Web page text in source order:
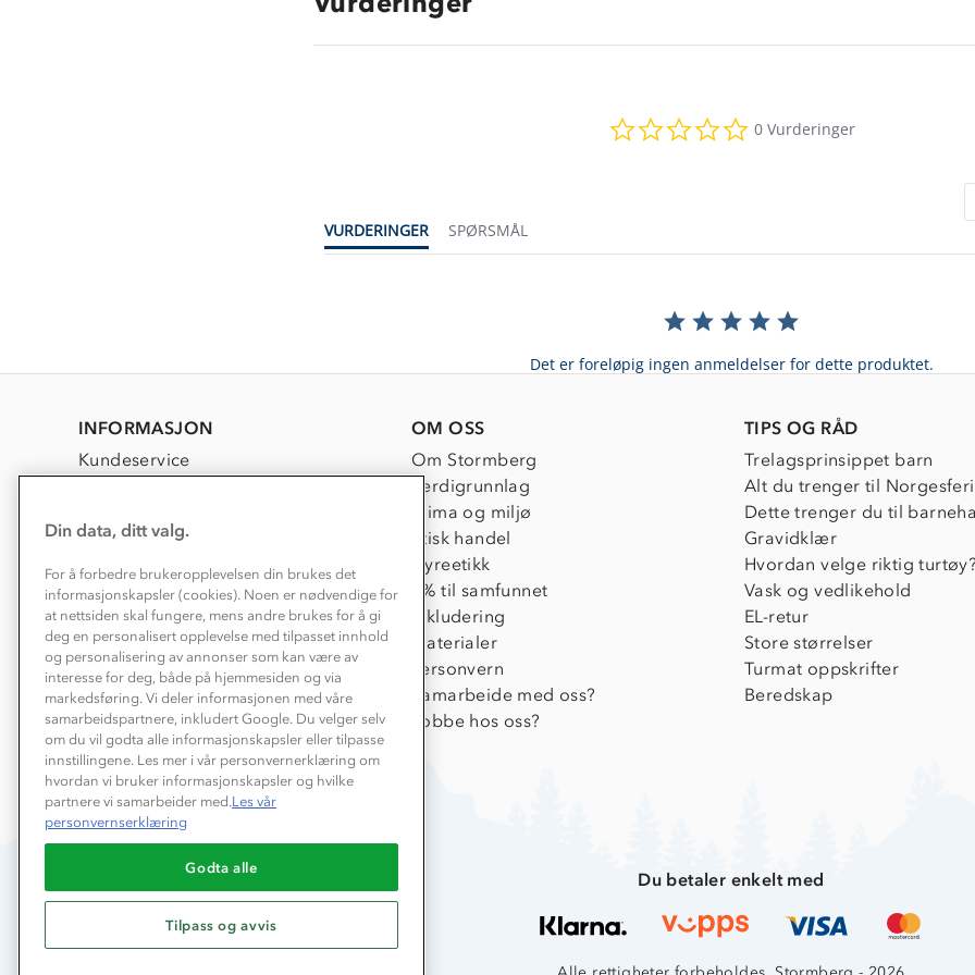
star
0 Vurderinger
VURDERINGER SPØRSMÅL
Det er foreløpig ingen anmeldelser for dette produktet.
INFORMASJON
Kundeservice
Kundeklubb
Våre butikker
Bedrift, barnehage og SFO
Presse
OM OSS
Om Stormberg
Verdigrunnlag
Klima og miljø
Etisk handel
Dyreetikk
1% til samfunnet
Inkludering
Materialer
Personvern
Samarbeide med oss?
Jobbe hos oss?
TIPS OG RÅD
Trelagsprinsippet barn
Alt du trenger til
Dette trenger du til
Gravidklær
Hvordan velge riktig
Vask og vedlikehold
EL-retur
Store størrelser
Turmat oppskrifter
Beredskap
Du betaler enkelt med
Din data, ditt valg.
For å forbedre brukeropplevelsen din brukes det
informasjonskapsler (cookies). Noen er nødvendige for
at nettsiden skal fungere, mens andre brukes for å gi
deg en personalisert opplevelse med tilpasset innhold
og personalisering av annonser som kan være av
interesse for deg, både på hjemmesiden og via
markedsføring. Vi deler informasjonen med våre
samarbeidspartnere, inkludert Google. Du velger selv
om du vil godta alle informasjonskapsler eller tilpasse
innstillingene. Les mer i vår personvernerklæring om
hvordan vi bruker informasjonskapsler og hvilke
partnere vi samarbeider med.Les vår
personvernserklæring
Godta alle
Tilpass og avvis